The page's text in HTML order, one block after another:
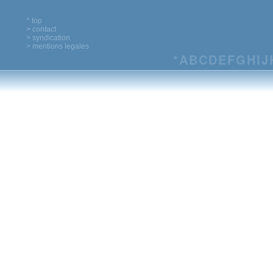
^ top
> contact
> syndication
> mentions legales
*ABCDEFG HIJ